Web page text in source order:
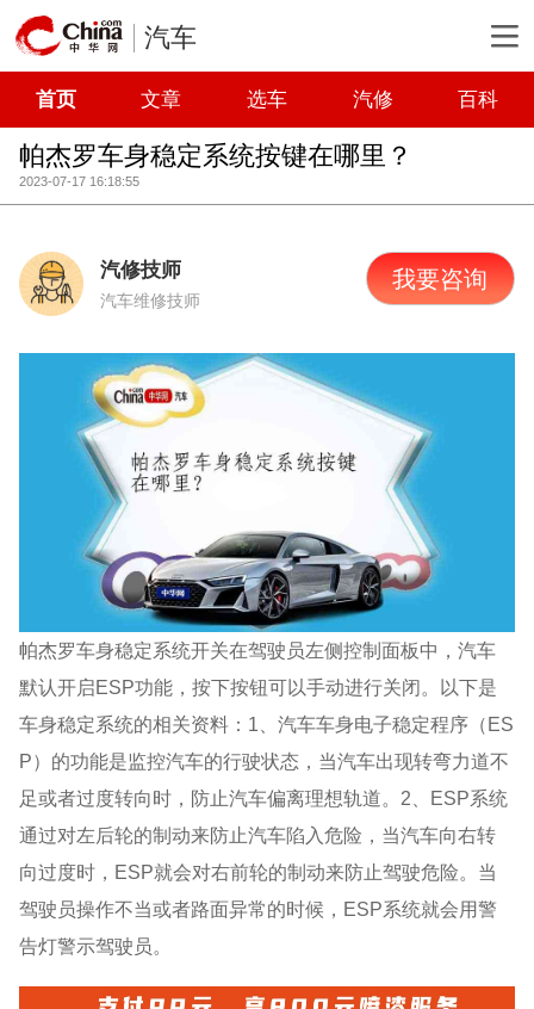
汽车
首页 文章 选车 汽修 百科
帕杰罗车身稳定系统按键在哪里？
2023-07-17 16:18:55
汽修技师
汽车维修技师
我要咨询
帕杰罗车身稳定系统开关在驾驶员左侧控制面板中，汽车
默认开启ESP功能，按下按钮可以手动进行关闭。以下是
车身稳定系统的相关资料：1、汽车车身电子稳定程序（ES
P）的功能是监控汽车的行驶状态，当汽车出现转弯力道不
足或者过度转向时，防止汽车偏离理想轨道。2、ESP系统
通过对左后轮的制动来防止汽车陷入危险，当汽车向右转
向过度时，ESP就会对右前轮的制动来防止驾驶危险。当
驾驶员操作不当或者路面异常的时候，ESP系统就会用警
告灯警示驾驶员。